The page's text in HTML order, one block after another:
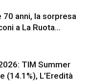
anni, la sorpresa
a La Ruota...
TIM Summer
(14.1%), L’Eredità